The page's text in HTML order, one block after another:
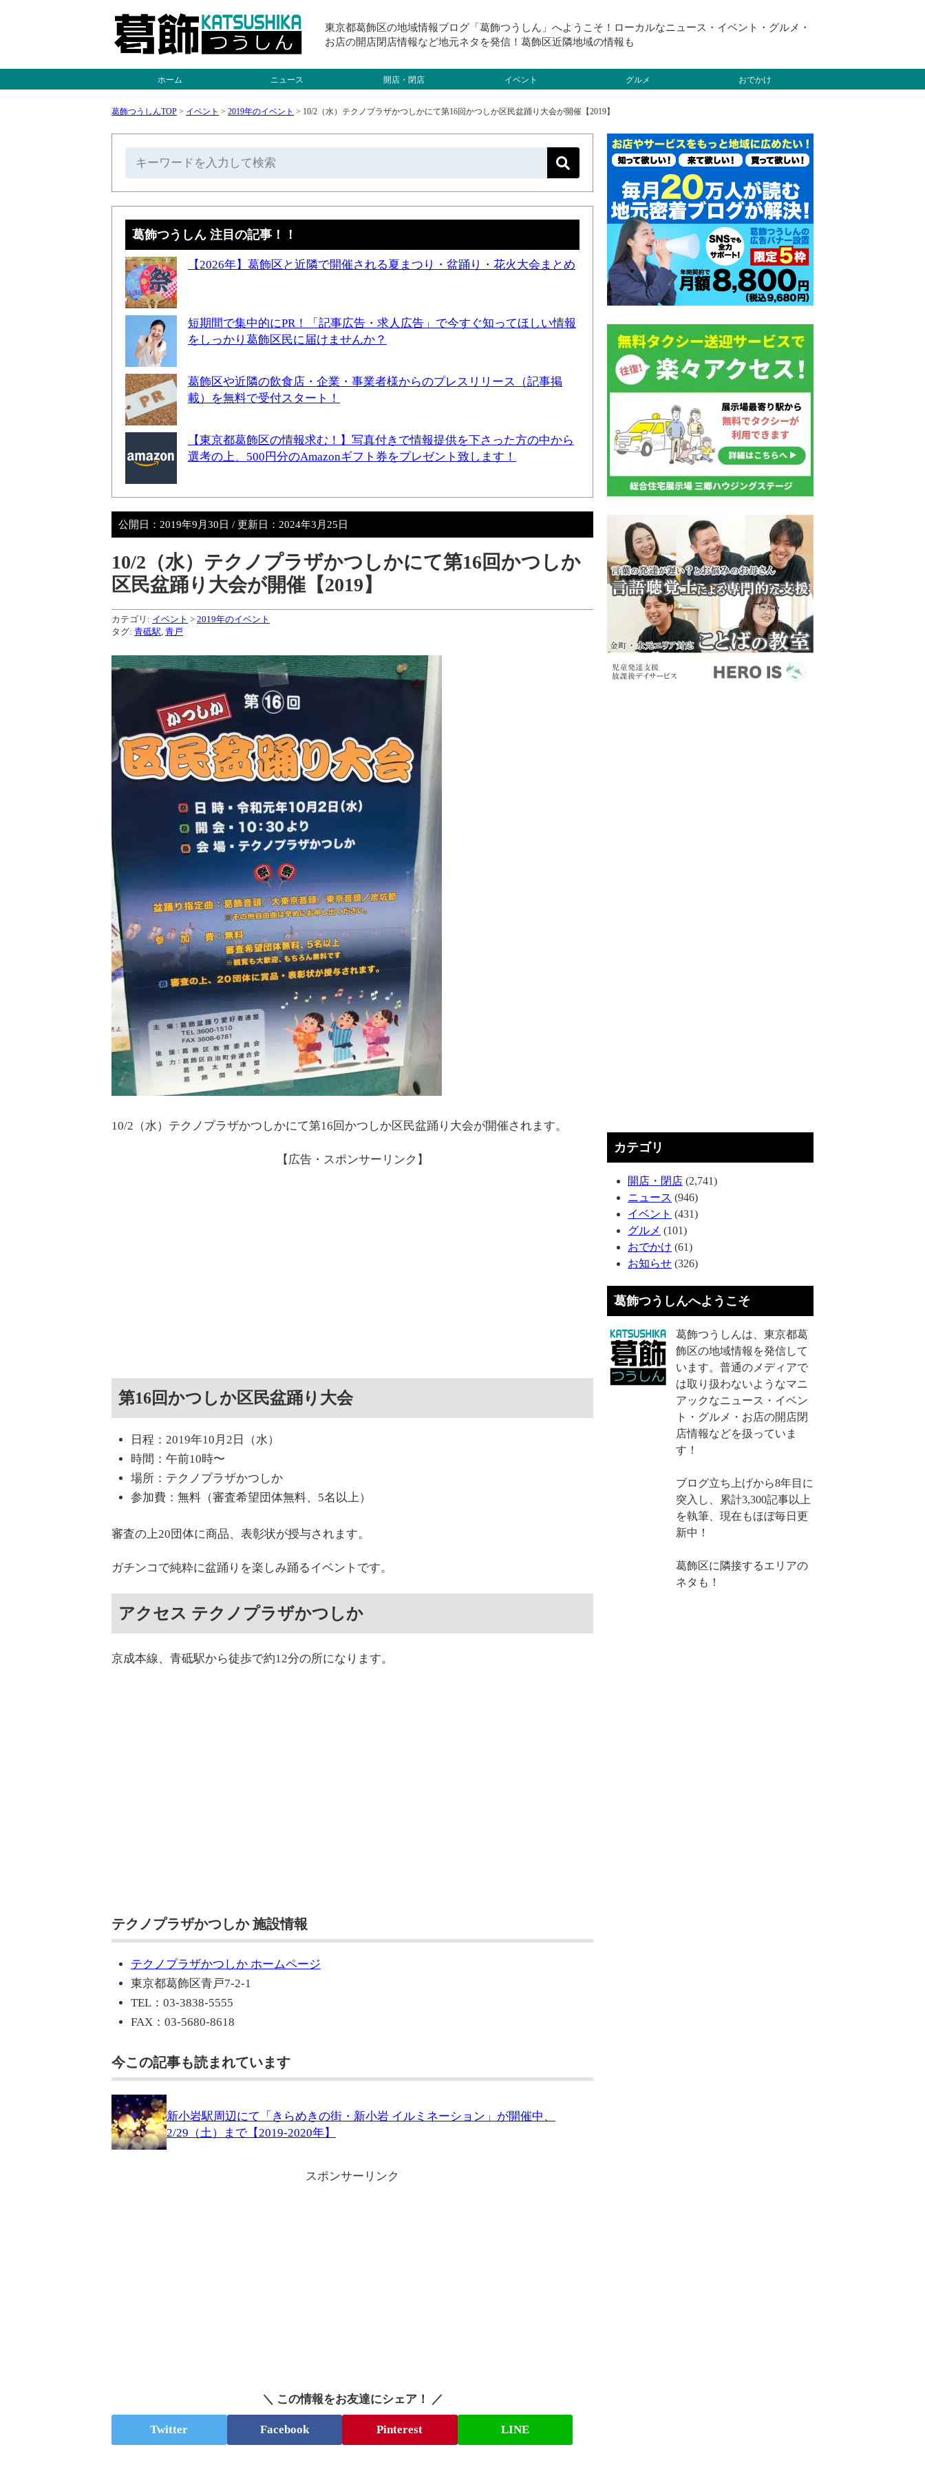
東京都葛飾区の地域情報ブログ「葛飾つうしん」へようこそ！ローカルなニュース・イベント・グルメ・
お店の開店閉店情報など地元ネタを発信！葛飾区近隣地域の情報も
ホーム ニュース 開店・閉店 イベント グルメ おでかけ
葛飾つうしんTOP > イベント > 2019年のイベント > 10/2（水）テクノプラザかつしかにて第16回かつしか区民盆踊り大会が開催【2019】
葛飾つうしん 注目の記事！！
【2026年】葛飾区と近隣で開催される夏まつり・盆踊り・花火大会まとめ
短期間で集中的にPR！「記事広告・求人広告」で今すぐ知ってほしい情報
をしっかり葛飾区民に届けませんか？
葛飾区や近隣の飲食店・企業・事業者様からのプレスリリース（記事掲
載）を無料で受付スタート！
【東京都葛飾区の情報求む！】写真付きで情報提供を下さった方の中から
選考の上、500円分のAmazonギフト券をプレゼント致します！
公開日： 2019年9月30日 / 更新日： 2024年3月25日
10/2（水）テクノプラザかつしかにて第16回かつしか
区民盆踊り大会が開催【2019】
カテゴリ: イベント > 2019年のイベント
タグ: 青砥駅 青戸
10/2（水）テクノプラザかつしかにて第16回かつしか区民盆踊り大会が開催されます。
【広告・スポンサーリンク】
第16回かつしか区民盆踊り大会
日程：2019年10月2日（水）
時間：午前10時〜
場所：テクノプラザかつしか
参加費：無料（審査希望団体無料、5名以上）
審査の上20団体に商品、表彰状が授与されます。
ガチンコで純粋に盆踊りを楽しみ踊るイベントです。
アクセス テクノプラザかつしか
京成本線、青砥駅から徒歩で約12分の所になります。
テクノプラザかつしか 施設情報
テクノプラザかつしか ホームページ
東京都葛飾区青戸7-2-1
TEL：03-3838-5555
FAX：03-5680-8618
今この記事も読まれています
新小岩駅周辺にて「きらめきの街・新小岩 イルミネーション」が開催中、
2/29（土）まで【2019-2020年】
スポンサーリンク
＼ この情報をお友達にシェア！ ／
Twitter Facebook Pinterest LINE
カテゴリ
開店・閉店 (2,741)
ニュース (946)
イベント (431)
グルメ (101)
おでかけ (61)
お知らせ (326)
葛飾つうしんへようこそ
葛飾つうしんは、東京都葛
飾区の地域情報を発信して
います。普通のメディアで
は取り扱わないようなマニ
アックなニュース・イベン
ト・グルメ・お店の開店閉
店情報などを扱っていま
す！
ブログ立ち上げから8年目に
突入し、累計3,300記事以上
を執筆、現在もほぼ毎日更
新中！
葛飾区に隣接するエリアの
ネタも！